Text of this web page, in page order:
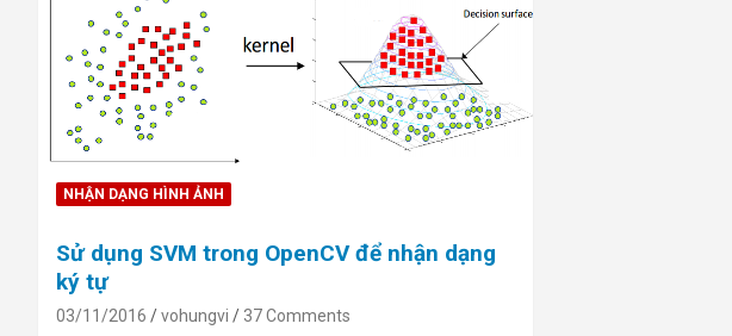
NHẬN DẠNG HÌNH ẢNH
Sử dụng SVM trong OpenCV để nhận dạng
ký tự
03/11/2016 vohungvi 37 Comments